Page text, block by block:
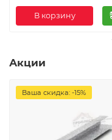
В корзину
Акции
Ваша скидка: -15%